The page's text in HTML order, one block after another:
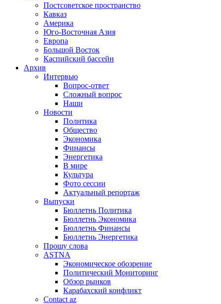
Постсоветское пространство
Кавказ
Америка
Юго-Восточная Азия
Европа
Большой Восток
Каспийский бассейн
Архив
Интервью
Вопрос-ответ
Сложный вопрос
Наши
Новости
Политика
Общество
Экономика
Финансы
Энергетика
В мире
Культура
Фото сессии
Актуальный репортаж
Выпуски
Бюллетнь Политика
Бюллетнь Экономика
Бюллетнь Финансы
Бюллетнь Энергетика
Прошу слова
ASTNA
Экономическое обозрение
Политический Мониторинг
Обзор рынков
Карабахский конфликт
Contact az